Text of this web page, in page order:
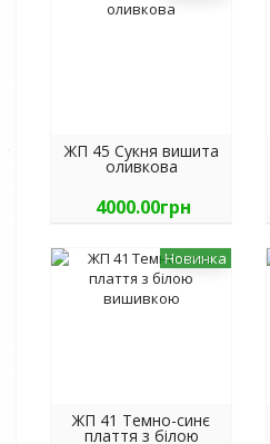
ЖП 45 Сукня вишита
оливкова
4000.00грн
Новинка
ЖП 41 Темно-синє
плаття з білою